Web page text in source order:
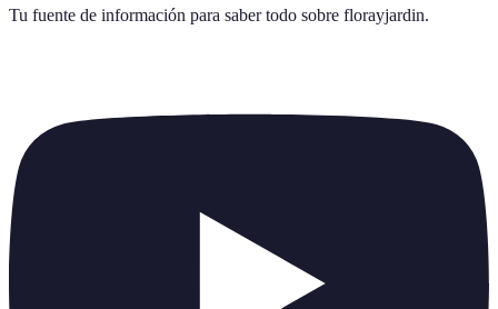
Tu fuente de información para saber todo sobre florayjardin.